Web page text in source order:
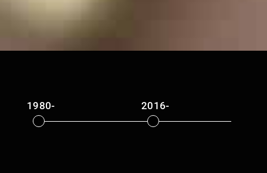
1980- 2016-